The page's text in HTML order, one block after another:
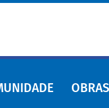
OBRAS